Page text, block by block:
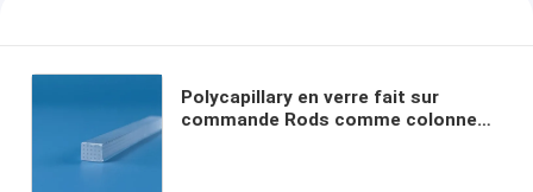
Polycapillary en verre fait sur
commande Rods comme colonnes